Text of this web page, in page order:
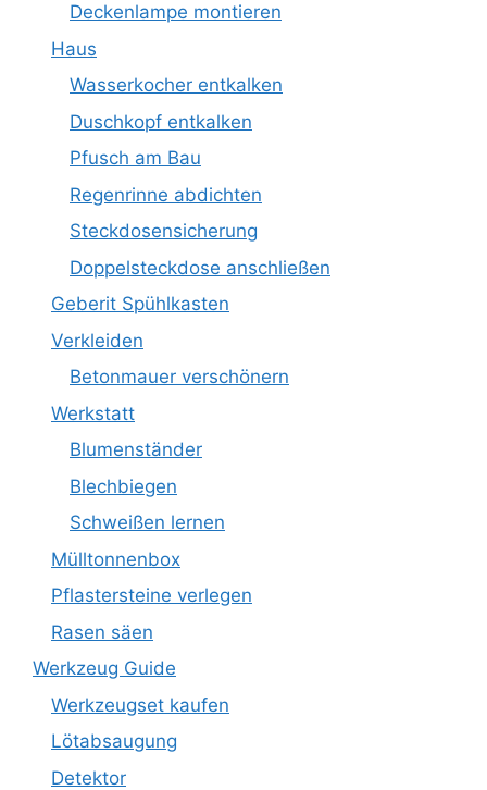
Deckenlampe montieren
Haus
Wasserkocher entkalken
Duschkopf entkalken
Pfusch am Bau
Regenrinne abdichten
Steckdosensicherung
Doppelsteckdose anschließen
Geberit Spühlkasten
Verkleiden
Betonmauer verschönern
Werkstatt
Blumenständer
Blechbiegen
Schweißen lernen
Mülltonnenbox
Pflastersteine verlegen
Rasen säen
Werkzeug Guide
Werkzeugset kaufen
Lötabsaugung
Detektor